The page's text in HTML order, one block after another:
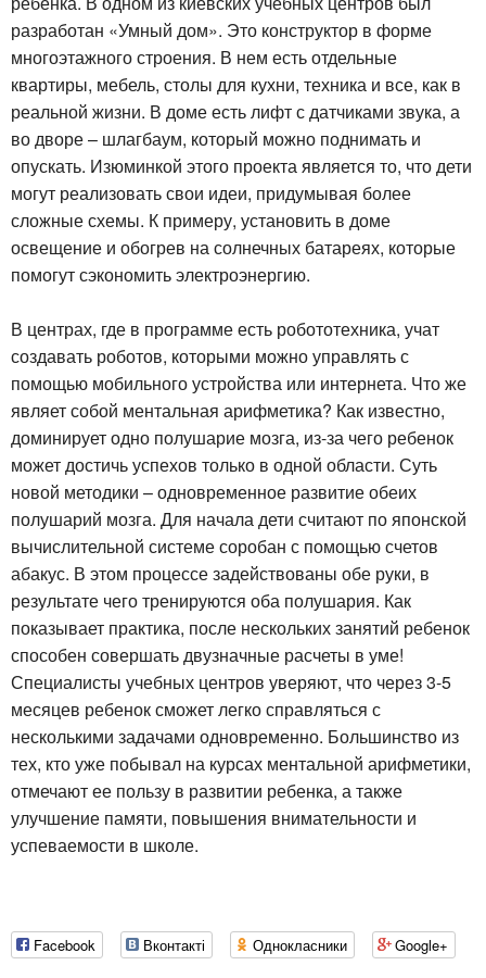
разработан «Умный дом». Это конструктор в форме
многоэтажного строения. В нем есть отдельные
квартиры, мебель, столы для кухни, техника и все, как в
реальной жизни. В доме есть лифт с датчиками звука, а
во дворе – шлагбаум, который можно поднимать и
опускать. Изюминкой этого проекта является то, что дети
могут реализовать свои идеи, придумывая более
сложные схемы. К примеру, установить в доме
освещение и обогрев на солнечных батареях, которые
помогут сэкономить электроэнергию.
В центрах, где в программе есть робототехника, учат
создавать роботов, которыми можно управлять с
помощью мобильного устройства или интернета. Что же
являет собой ментальная арифметика? Как известно,
доминирует одно полушарие мозга, из-за чего ребенок
может достичь успехов только в одной области. Суть
новой методики – одновременное развитие обеих
полушарий мозга. Для начала дети считают по японской
вычислительной системе соробан с помощью счетов
абакус. В этом процессе задействованы обе руки, в
результате чего тренируются оба полушария. Как
показывает практика, после нескольких занятий ребенок
способен совершать двузначные расчеты в уме!
Специалисты учебных центров уверяют, что через 3-5
месяцев ребенок сможет легко справляться с
несколькими задачами одновременно. Большинство из
тех, кто уже побывал на курсах ментальной арифметики,
отмечают ее пользу в развитии ребенка, а также
улучшение памяти, повышения внимательности и
успеваемости в школе.
Facebook Вконтакті Однокласники Google+